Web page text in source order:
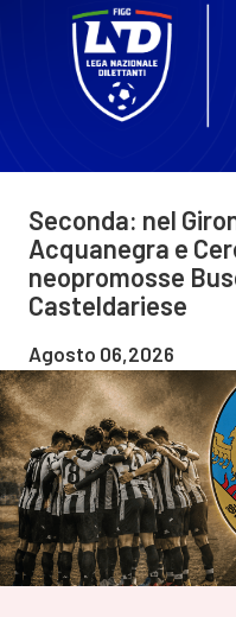
Seconda: nel
Acquanegra e
neopromosse
Casteldariese
Agosto 06,2026